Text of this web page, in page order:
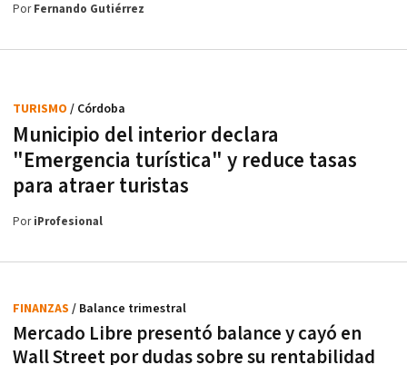
PorFernando Gutiérrez
Municipio del interior declara
"Emergencia turística" y reduce tasas
para atraer turistas
TURISMO / Córdoba
PoriProfesional
Mercado Libre presentó balance y cayó en
Wall Street por dudas sobre su rentabilidad
FINANZAS / Balance trimestral